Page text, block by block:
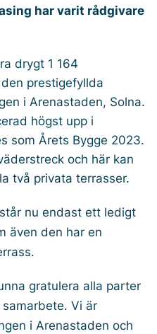
har varit rådgivare
drygt 1 164
prestigefyllda
i Arenastaden, Solna.
högst upp i
som Årets Bygge 2023.
och här kan
två privata terrasser.
nu endast ett ledigt
även den har en
gratulera alla parter
Vi är
i Arenastaden och